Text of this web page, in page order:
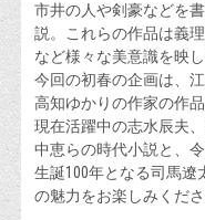
市井の人や剣豪などを
説。これらの作品は義
など様々な美意識を映
今回の初春の企画は、
高知ゆかりの作家の作
現在活躍中の志水辰夫
中恵らの時代小説と、
生誕100年となる司馬遼
の魅力をお楽しみくださ